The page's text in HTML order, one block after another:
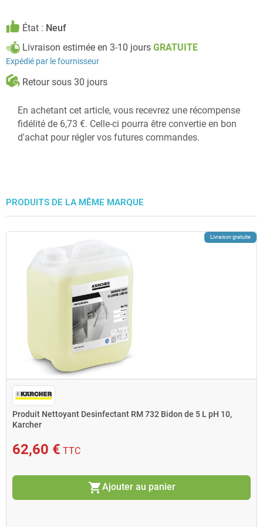
État : Neuf
Livraison estimée en 3-10 jours GRATUITE
Expédié par le fournisseur
Retour sous 30 jours
En achetant cet article, vous recevrez une récompense
fidélité de 6,73 €. Celle-ci pourra être convertie en bon
d'achat pour régler vos futures commandes.
PRODUITS DE LA MÊME MARQUE
Livraison gratuite
Produit Nettoyant Desinfectant RM 732 Bidon de 5 L pH 10,
Karcher
62,60 € TTC
shopping_cartAjouter au panier